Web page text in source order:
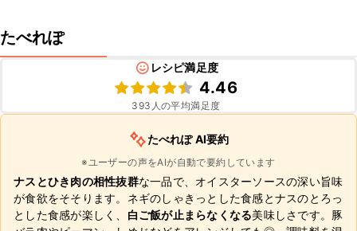
たべれぽ
レシピ満足度
4.46
393 人の平均満足度
たべれぽ AI要約
※ユーザーの声をAIが自動で要約しています
ナスとひき肉の相性抜群な一品で、オイスターソースの深い旨味
が食欲をそそります。ネギのしゃきっとした食感とナスのとろっ
とした食感が楽しく、 白ご飯が止まらなくなる美味しさです。豚